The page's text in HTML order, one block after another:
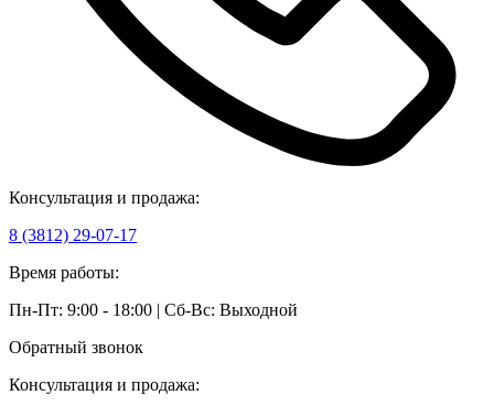
Консультация и продажа:
8 (3812) 29-07-17
Время работы:
Пн-Пт: 9:00 - 18:00 | Сб-Вс: Выходной
Обратный звонок
Консультация и продажа: